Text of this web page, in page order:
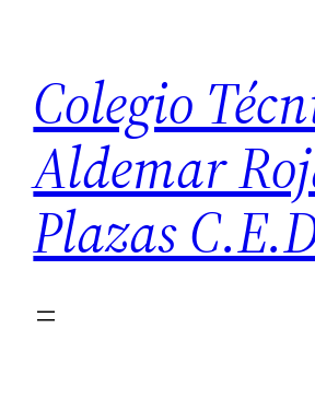
contenido
Colegio
Aldemar
Plazas